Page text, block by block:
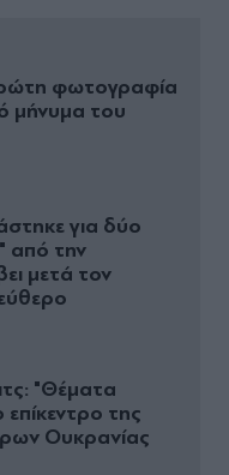
φωτογραφία
μήνυμα του
για δύο
από την
μετά τον
"Θέματα
της
Ουκρανίας